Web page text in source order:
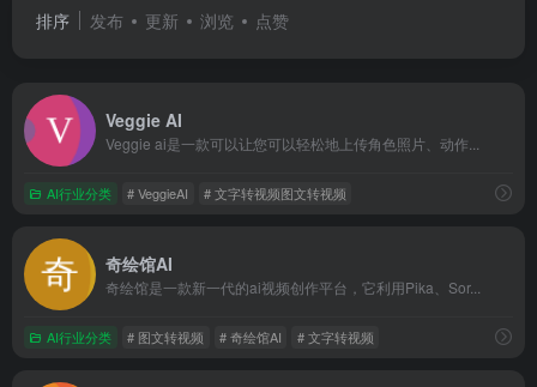
排序 发布 更新 浏览 点赞
Veggie AI
Veggie ai是一款可以让您可以轻松地上传角色照片、动作...
AI行业分类 # VeggieAI # 文字转视频图文转视频
奇绘馆AI
奇绘馆是一款新一代的ai视频创作平台，它利用Pika、Sor...
AI行业分类 # 图文转视频 # 奇绘馆AI # 文字转视频